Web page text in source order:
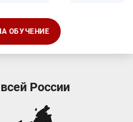
ОБУЧЕНИЕ
России